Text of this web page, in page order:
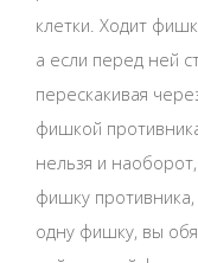
клетки. Ходит
а если перед ней
перескакивая
фишкой
нельзя и
фишку
одну фишку, вы